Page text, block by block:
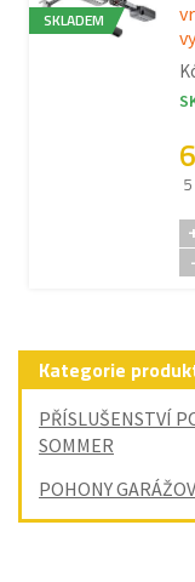
SKLADEM
-
Kategorie
PŘÍSLUŠENSTVÍ
SOMMER
POHONY